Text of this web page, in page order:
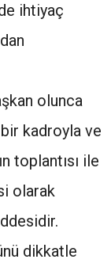
ihtiyaç
olunca
bir kadroyla ve
toplantısı ile
olarak
dikkatle